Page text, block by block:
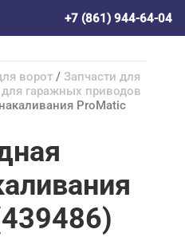
+7 (861) 944-64-04
ворот / Запчасти для
для гаражных приводов
ProMatic